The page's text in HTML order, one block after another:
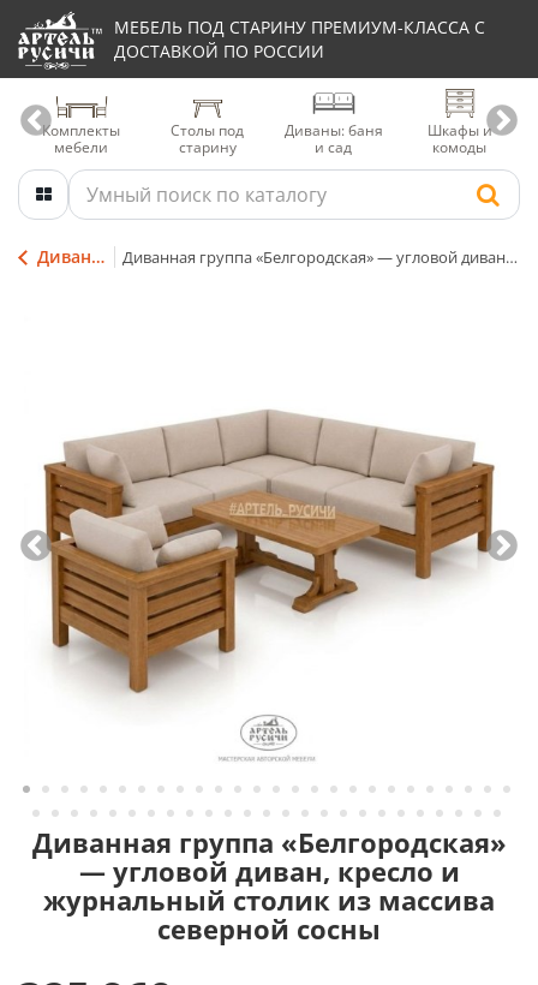
МЕБЕЛЬ ПОД СТАРИНУ ПРЕМИУМ-КЛАССА С
ДОСТАВКОЙ ПО РОССИИ
Комплекты
мебели
Столы под
старину
Диваны: баня
и сад
Шкафы и
комоды
Диваны для террасы Диванная группа «Белгородская» — угловой диван, кресло и журнальный столик из массива северной сосны
Диванная группа «Белгородская»
— угловой диван, кресло и
журнальный столик из массива
северной сосны